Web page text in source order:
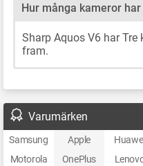
Hur många kameror
Sharp Aquos V6 har Tre
fram.
Varumärken
Samsung Apple
Motorola
OnePlus